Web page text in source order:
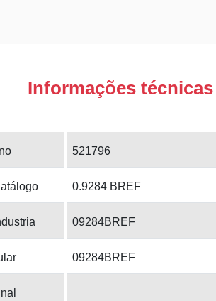
Informações técnicas
521796
0.9284 BREF
09284BREF
09284BREF